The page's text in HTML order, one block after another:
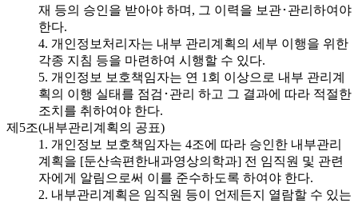
재 등의 승인을 받아야 하며, 그 이력을 보관･관리하여야
한다.
4. 개인정보처리자는 내부 관리계획의 세부 이행을 위한
각종 지침 등을 마련하여 시행할 수 있다.
5. 개인정보 보호책임자는 연 1회 이상으로 내부 관리계
획의 이행 실태를 점검･관리 하고 그 결과에 따라 적절한
조치를 취하여야 한다.
제5조(내부관리계획의 공표)
1. 개인정보 보호책임자는 4조에 따라 승인한 내부관리
계획을 [둔산속편한내과영상의학과] 전 임직원 및 관련
자에게 알림으로써 이를 준수하도록 하여야 한다.
2. 내부관리계획은 임직원 등이 언제든지 열람할 수 있는